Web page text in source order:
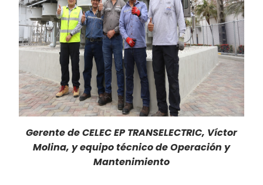
Gerente de CELEC EP TRANSELECTRIC, Víctor
Molina, y equipo técnico de Operación y
Mantenimiento